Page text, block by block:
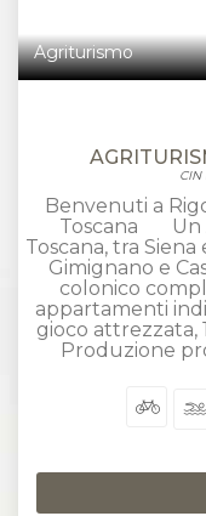
Agriturismo
CIN
Benvenuti a
Toscana Un
Toscana, tra
Gimignano e
colonico
appartamenti
gioco attrezzata,
Produzione